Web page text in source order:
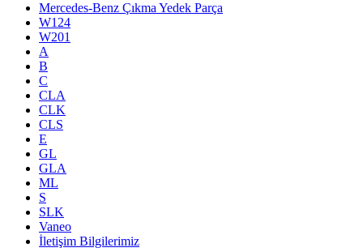
Mercedes-Benz Çıkma Yedek Parça
W124
W201
A
B
C
CLA
CLK
CLS
E
GL
GLA
ML
S
SLK
Vaneo
İletişim Bilgilerimiz